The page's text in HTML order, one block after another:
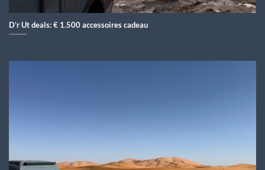
D’r Ut deals: € 1.500 accessoires cadeau